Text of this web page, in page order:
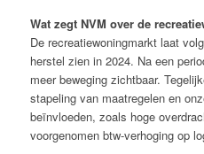
Wat zegt NVM over de
De recreatiewoningmarkt laat
herstel zien in 2024. Na een
meer beweging zichtbaar.
stapeling van maatregelen en
beïnvloeden, zoals hoge
voorgenomen btw-verhoging op